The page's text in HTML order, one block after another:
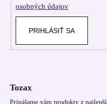
osobných údajov
PRIHLÁSIŤ SA
Tozax
Prinášame vám produkty z